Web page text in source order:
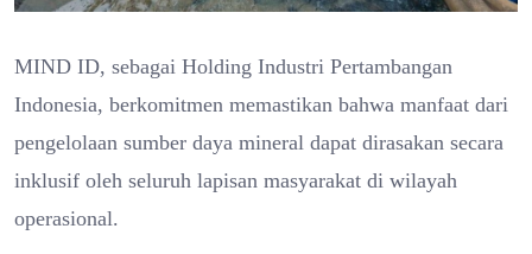
MIND ID, sebagai Holding Industri Pertambangan
Indonesia, berkomitmen memastikan bahwa manfaat dari
pengelolaan sumber daya mineral dapat dirasakan secara
inklusif oleh seluruh lapisan masyarakat di wilayah
operasional.